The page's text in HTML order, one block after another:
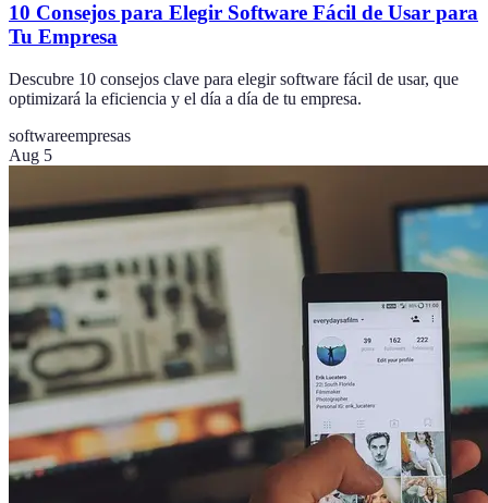
10 Consejos para Elegir Software Fácil de Usar para
Tu Empresa
Descubre 10 consejos clave para elegir software fácil de usar, que
optimizará la eficiencia y el día a día de tu empresa.
softwareempresas
Aug 5